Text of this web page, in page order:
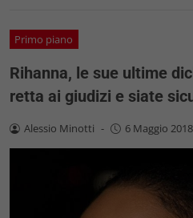
Primo piano
Rihanna, le sue ultime
retta ai giudizi e siate
Alessio Minotti - 6 Maggio 2018